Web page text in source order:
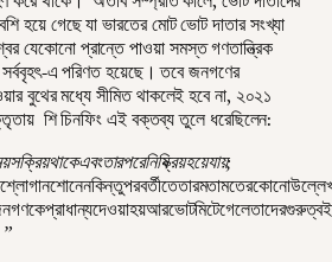
হয়ে গেছে যা ভারতের মোট ভোট দাতার সংখ্যা
যেকোনো প্রান্তে পাওয়া সমস্ত গণতান্ত্রিক
সর্ববৃহৎ-এ পরিণত হয়েছে। তবে জনগণের
বুথের মধ্যে সীমিত থাকলেই হবে না, ২০২১
শি চিনফিং এই বক্তব্য তুলে ধরেছিলেন:
;
”